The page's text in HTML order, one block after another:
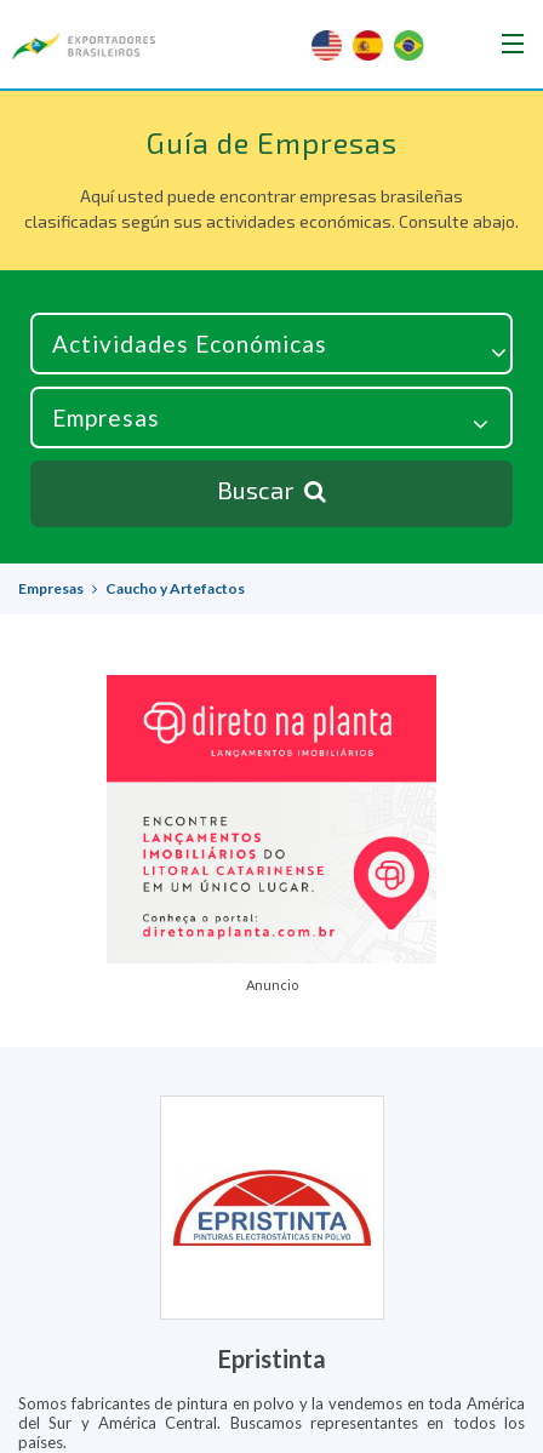
Guía de Empresas
Aquí usted puede encontrar empresas brasileñas
clasificadas según sus actividades económicas. Consulte abajo.
Buscar
Empresas Caucho y Artefactos
Anuncio
Epristinta
Somos fabricantes de pintura en polvo y la vendemos en toda América
del Sur y América Central. Buscamos representantes en todos los
países.